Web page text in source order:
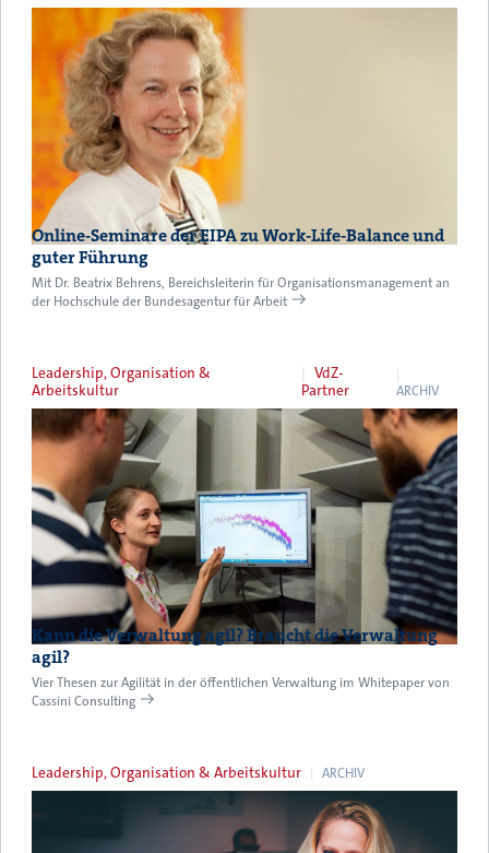
Online-Seminare der EIPA zu Work-Life-Balance und
guter Führung
Mit Dr. Beatrix Behrens, Bereichsleiterin für Organisationsmanagement an
der Hochschule der Bundesagentur für Arbeit
Leadership, Organisation &
Arbeitskultur
VdZ-
Partner
ARCHIV
Kann die Verwaltung agil? Braucht die Verwaltung
agil?
Vier Thesen zur Agilität in der öffentlichen Verwaltung im Whitepaper von
Cassini Consulting
Leadership, Organisation & Arbeitskultur ARCHIV